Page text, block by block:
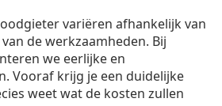
variëren afhankelijk van
de werkzaamheden. Bij
we eerlijke en
Vooraf krijg je een duidelijke
weet wat de kosten zullen